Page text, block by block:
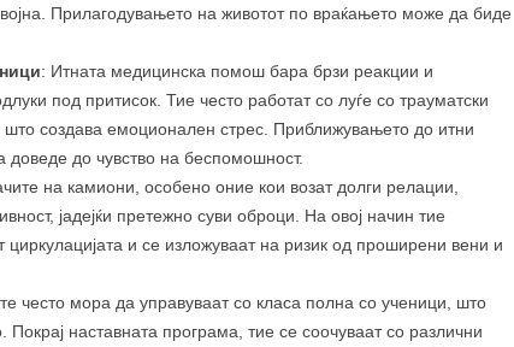
Прилагодувањето на животот по враќањето може да биде
: Итната медицинска помош бара брзи реакции и
под притисок. Тие често работат со луѓе со трауматски
што создава емоционален стрес. Приближувањето до итни
доведе до чувство на беспомошност.
на камиони, особено оние кои возат долги релации,
јадејќи претежно суви оброци. На овој начин тие
циркулацијата и се изложуваат на ризик од проширени вени и
често мора да управуваат со класа полна со ученици, што
наставната програма, тие се соочуваат со различни